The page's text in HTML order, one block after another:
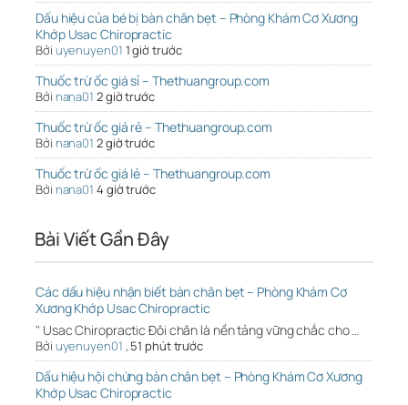
Dấu hiệu của bé bị bàn chân bẹt – Phòng Khám Cơ Xương
Khớp Usac Chiropractic
Bởi uyenuyen01 1 giờ trước
Thuốc trừ ốc giá sỉ – Thethuangroup.com
Bởi nana01 2 giờ trước
Thuốc trừ ốc giá rẻ – Thethuangroup.com
Bởi nana01 2 giờ trước
Thuốc trừ ốc giá lẻ – Thethuangroup.com
Bởi nana01 4 giờ trước
Bài Viết Gần Đây
Các dấu hiệu nhận biết bàn chân bẹt – Phòng Khám Cơ
Xương Khớp Usac Chiropractic
" Usac Chiropractic Đôi chân là nền tảng vững chắc cho …
Bởi uyenuyen01 , 51 phút trước
Dấu hiệu hội chứng bàn chân bẹt – Phòng Khám Cơ Xương
Khớp Usac Chiropractic